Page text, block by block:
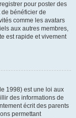
pour poster des
de bénéficier de
comme les avatars
aux autres membres,
est rapide et vivement
1998) est une loi aux
des informations de
écrit des parents
permettant